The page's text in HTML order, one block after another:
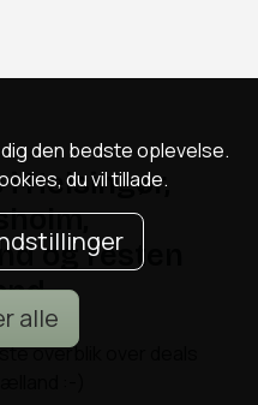
den bedste oplevelse.
du vil tillade.
alle
Helsingør,
og resten
overblik over deals